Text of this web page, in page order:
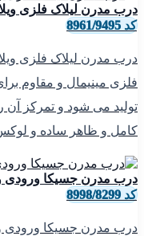
درب مدرن لیلاک فلزی
کد 8961/9495
درب مدرن لیلاک فلزی
فلزی مینیمال و مقاوم
تولید می شود و تمرکز
کامل و ظاهر ساده و
درب مدرن جسیکا ورودی
کد 8998/8299
درب مدرن جسیکا ورودی